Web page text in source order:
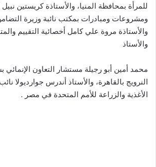
للمرأة بمحافظة المنيا، والأستاذة كريستين
ومشروعات ومبادرات بمكتب نائبة وزيرة
والأستاذة مروة علي كامل أخصائية التقييم
والأستاذ
محمد أمين أبو رجيلة مستشار التعاون الإنمائي
النرويج بالقاهرة، والأستاذ أندرس جوارديولا
الأغذية والزراعة للأمم المتحدة في مصر .